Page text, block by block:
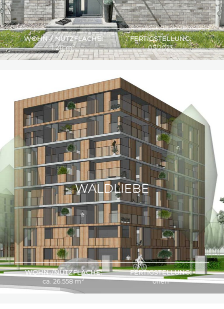
WOHN-/ NUTZFLÄCHE:
1.211 m2
FERTIGSTELLUNG:
05/2023
WALDLIEBE
WOHN-/NUTZFLÄCHE:
ca. 26.558 m2
FERTIGSTELLUNG:
offen